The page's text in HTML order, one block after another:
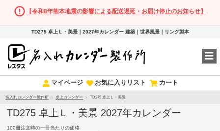
【令和8年熊本地震の影響による配送遅延・お届け停止のお知らせ】
TD275 卓上Ｌ・美景｜2027年カレンダー 建築｜世界風景｜リング製本
マイページ お気に入りリスト カート
名入れカレンダー製作所 卓上カレンダー TD275 卓上Ｌ・美景
TD275 卓上Ｌ・美景 2027年カレンダー
100冊注文時の一冊当たりの価格